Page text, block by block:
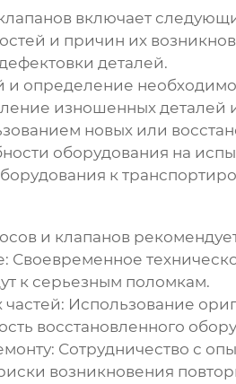
включает
и причин их
деталей.
и определение
изношенных деталей
новых или
оборудования на
к
и клапанов
Своевременное
к серьезным поломкам.
Использование
восстановленного
: Сотрудничество с
возникновения